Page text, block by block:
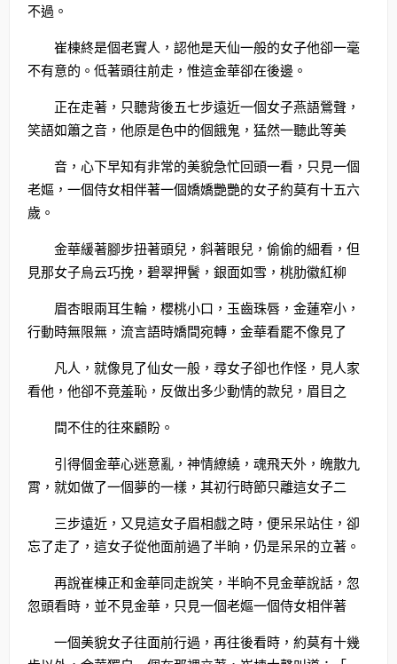
不過。
崔棟終是個老實人，認他是天仙一般的女子他卻一毫
不有意的。低著頭往前走，惟這金華卻在後邊。
正在走著，只聽背後五七步遠近一個女子燕語鶯聲，
笑語如簫之音，他原是色中的個餓鬼，猛然一聽此等美
音，心下早知有非常的美貌急忙回頭一看，只見一個
老嫗，一個侍女相伴著一個嬌嬌艷艷的女子約莫有十五六
歲。
金華緩著腳步扭著頭兒，斜著眼兒，偷偷的細看，但
見那女子烏云巧挽，碧翠押鬢，銀面如雪，桃肋徽紅柳
眉杏眼兩耳生輪，櫻桃小口，玉齒珠唇，金蓮窄小，
行動時無限無，流言語時嬌間宛轉，金華看罷不像見了
凡人，就像見了仙女一般，尋女子卻也作怪，見人家
看他，他卻不竟羞恥，反做出多少動情的款兒，眉目之
間不住的往來顧盼。
引得個金華心迷意亂，神情繚繞，魂飛天外，魄散九
霄，就如做了一個夢的一樣，其初行時節只離這女子二
三步遠近，又見這女子眉相戲之時，便呆呆站住，卻
忘了走了，這女子從他面前過了半晌，仍是呆呆的立著。
再說崔棟正和金華同走說笑，半晌不見金華說話，忽
忽頭看時，並不見金華，只見一個老嫗一個侍女相伴著
一個美貌女子往面前行過，再往後看時，約莫有十幾